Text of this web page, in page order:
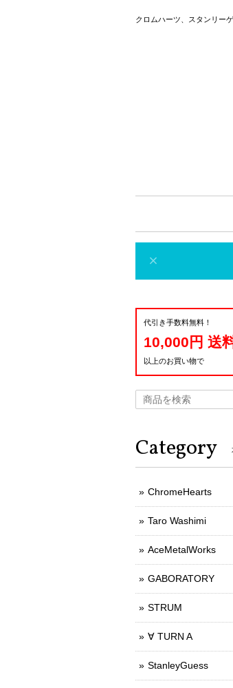
クロムハーツ、スタンリー
代引き手数料無料！
10,000円 送
以上のお買い物で
Category
ChromeHearts
Taro Washimi
AceMetalWorks
GABORATORY
STRUM
∀ TURN A
StanleyGuess